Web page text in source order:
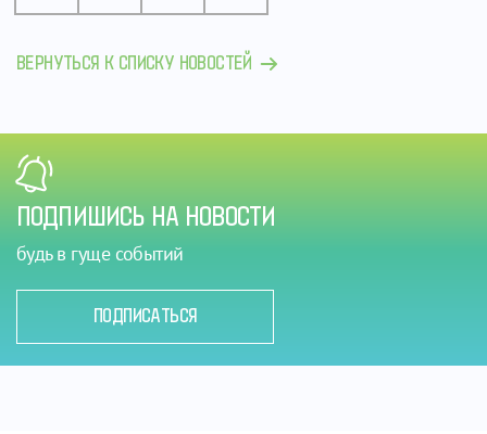
ВЕРНУТЬСЯ К СПИСКУ НОВОСТЕЙ
ПОДПИШИСЬ НА НОВОСТИ
будь в гуще событий
ПОДПИСАТЬСЯ